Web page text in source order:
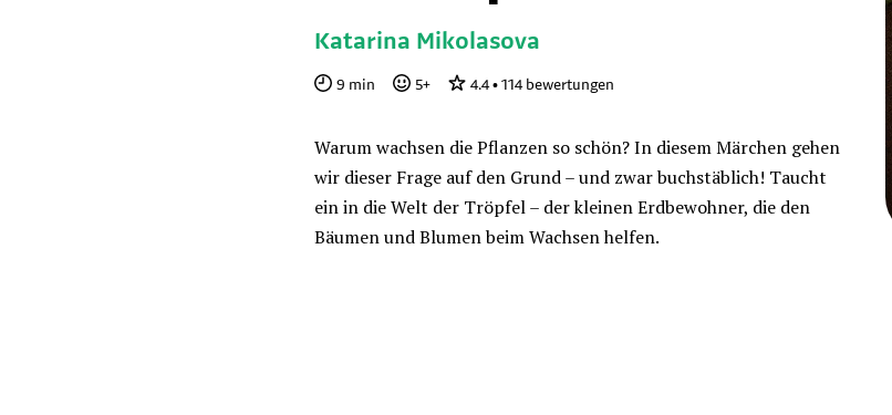
Katarina Mikolasova
9 min 5+ 4.4• 114bewertungen
Warum wachsen die Pflanzen so schön? In diesem Märchen gehen
wir dieser Frage auf den Grund – und zwar buchstäblich! Taucht
ein in die Welt der Tröpfel – der kleinen Erdbewohner, die den
Bäumen und Blumen beim Wachsen helfen.